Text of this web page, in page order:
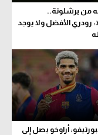
من برشلونة..
رودري الأفضل ولا يوجد
أراوخو يصل إلى